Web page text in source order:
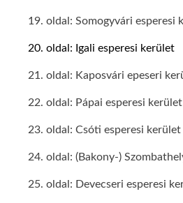
19. oldal: Somogyvári esperesi
20. oldal: Igali esperesi kerület
21. oldal: Kaposvári epeseri
22. oldal: Pápai esperesi kerület
23. oldal: Csóti esperesi kerület
24. oldal: (Bakony-)
25. oldal: Devecseri esperesi